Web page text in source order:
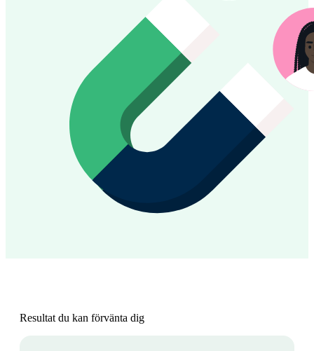
Resultat du kan förvänta dig